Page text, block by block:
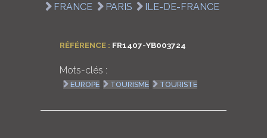
COLLECTIONS
FRANCE PARIS ILE-DE-FRANCE
RÉFÉRENCE : FR1407-YB003724
Mots-clés :
EUROPE TOURISME TOURISTE